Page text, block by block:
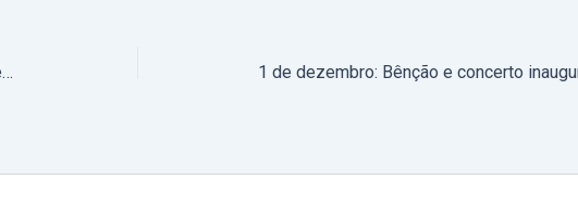
Pastoral da Família prepara a vivência do Jubileu 2025 (com fotos)